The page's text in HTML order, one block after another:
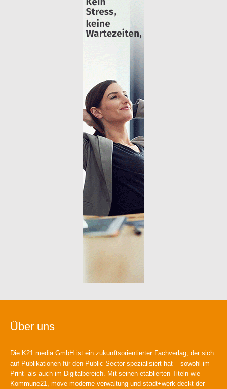
Über uns
Die K21 media GmbH ist ein zukunftsorientierter Fachverlag, der sich
auf Publikationen für den Public Sector spezialisiert hat – sowohl im
Print- als auch im Digitalbereich. Mit seinen etablierten Titeln wie
Kommune21, move moderne verwaltung und stadt+werk deckt der